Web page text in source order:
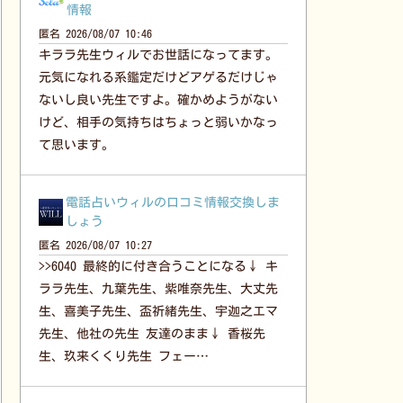
情報
匿名 2026/08/07 10:46
キララ先生ウィルでお世話になってます。
元気になれる系鑑定だけどアゲるだけじゃ
ないし良い先生ですよ。確かめようがない
けど、相手の気持ちはちょっと弱いかなっ
て思います。
電話占いウィルの口コミ情報交換しま
しょう
匿名 2026/08/07 10:27
>>6040 最終的に付き合うことになる↓ キ
ララ先生、九葉先生、紫唯奈先生、大丈先
生、喜美子先生、盃祈緒先生、宇迦之エマ
先生、他社の先生 友達のまま↓ 香桜先
生、玖来くくり先生 フェー…